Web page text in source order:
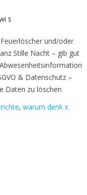
s
und/oder
Stille Nacht – gib gut
& Datenschutz –
Daten zu löschen
, warum denk x